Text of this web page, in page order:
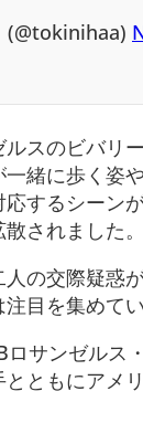
スのビバリ
緒に歩く姿
するシーン
されました​。
の交際疑惑
目を集めてい
ロサンゼルス
ともにアメ